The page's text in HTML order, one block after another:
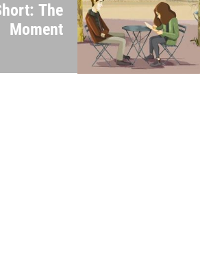
The
Moment